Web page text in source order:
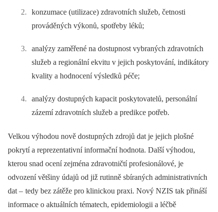
konzumace (utilizace) zdravotních služeb, četnosti
prováděných výkonů, spotřeby léků;
analýzy zaměřené na dostupnost vybraných zdravotních
služeb a regionální ekvitu v jejich poskytování, indikátory
kvality a hodnocení výsledků péče;
analýzy dostupných kapacit poskytovatelů, personální
zázemí zdravotních služeb a predikce potřeb.
Velkou výhodou nově dostupných zdrojů dat je jejich plošné
pokrytí a reprezentativní informační hodnota. Další výhodou,
kterou snad ocení zejména zdravotničtí profesionálové, je
odvození většiny údajů od již rutin­ně sbíraných administrativních
dat – tedy bez zátěže pro klinickou praxi. Nový NZIS tak přináší
informace o aktuálních tématech, epidemiologii a léčbě